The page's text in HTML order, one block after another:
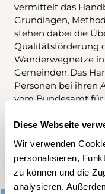
Diese Webseite
Wir verwenden
personalisieren,
zu können und die
analysieren.
vermittelt das
Grundlagen,
stehen dabei die
Qualitätsförderung
Wanderwegnetze
Gemeinden. Das
Personen bei ihren
vom Bundesamt für